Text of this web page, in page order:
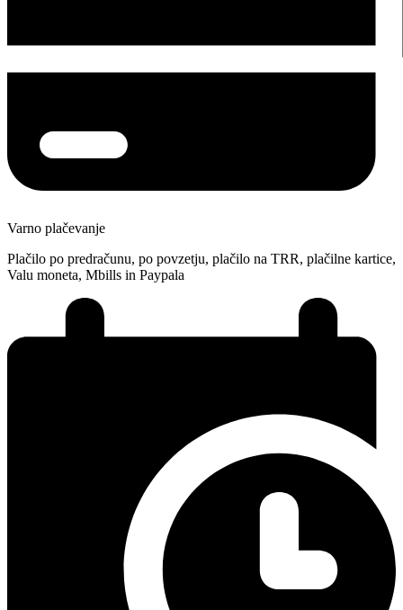
Varno plačevanje
Plačilo po predračunu, po povzetju, plačilo na TRR, plačilne kartice,
Valu moneta, Mbills in Paypala